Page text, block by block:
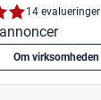
14 evalueringer
Om virksomheden